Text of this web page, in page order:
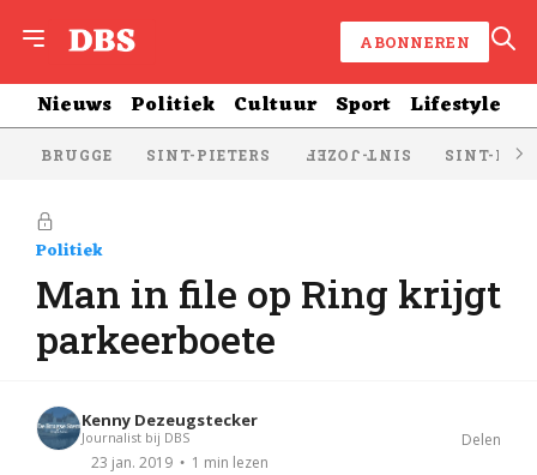
ABONNEREN
Nieuws Politiek Cultuur Sport Lifestyle
BRUGGE SINT-PIETERS SINT-JOZEF SINT-
Politiek
Man in file op Ring krijgt
parkeerboete
Kenny Dezeugstecker
Journalist bij DBS
23 jan. 2019 1 min lezen
Delen